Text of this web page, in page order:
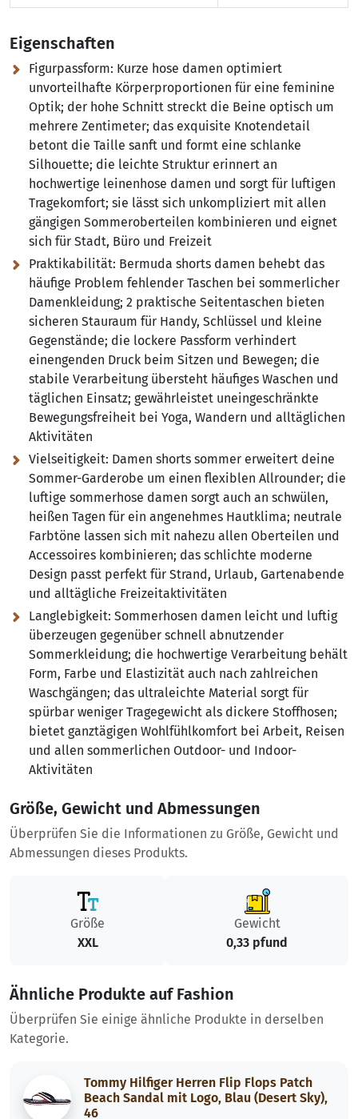
Eigenschaften
Figurpassform: Kurze hose damen optimiert
unvorteilhafte Körperproportionen für eine feminine
Optik; der hohe Schnitt streckt die Beine optisch um
mehrere Zentimeter; das exquisite Knotendetail
betont die Taille sanft und formt eine schlanke
Silhouette; die leichte Struktur erinnert an
hochwertige leinenhose damen und sorgt für luftigen
Tragekomfort; sie lässt sich unkompliziert mit allen
gängigen Sommeroberteilen kombinieren und eignet
sich für Stadt, Büro und Freizeit
Praktikabilität: Bermuda shorts damen behebt das
häufige Problem fehlender Taschen bei sommerlicher
Damenkleidung; 2 praktische Seitentaschen bieten
sicheren Stauraum für Handy, Schlüssel und kleine
Gegenstände; die lockere Passform verhindert
einengenden Druck beim Sitzen und Bewegen; die
stabile Verarbeitung übersteht häufiges Waschen und
täglichen Einsatz; gewährleistet uneingeschränkte
Bewegungsfreiheit bei Yoga, Wandern und alltäglichen
Aktivitäten
Vielseitigkeit: Damen shorts sommer erweitert deine
Sommer-Garderobe um einen flexiblen Allrounder; die
luftige sommerhose damen sorgt auch an schwülen,
heißen Tagen für ein angenehmes Hautklima; neutrale
Farbtöne lassen sich mit nahezu allen Oberteilen und
Accessoires kombinieren; das schlichte moderne
Design passt perfekt für Strand, Urlaub, Gartenabende
und alltägliche Freizeitaktivitäten
Langlebigkeit: Sommerhosen damen leicht und luftig
überzeugen gegenüber schnell abnutzender
Sommerkleidung; die hochwertige Verarbeitung behält
Form, Farbe und Elastizität auch nach zahlreichen
Waschgängen; das ultraleichte Material sorgt für
spürbar weniger Tragegewicht als dickere Stoffhosen;
bietet ganztägigen Wohlfühlkomfort bei Arbeit, Reisen
und allen sommerlichen Outdoor- und Indoor-
Aktivitäten
Größe, Gewicht und Abmessungen
Überprüfen Sie die Informationen zu Größe, Gewicht und
Abmessungen dieses Produkts.
Größe
XXL
Gewicht
0,33 pfund
Ähnliche Produkte auf Fashion
Überprüfen Sie einige ähnliche Produkte in derselben
Kategorie.
Tommy Hilfiger Herren Flip Flops Patch
Beach Sandal mit Logo, Blau (Desert Sky),
46